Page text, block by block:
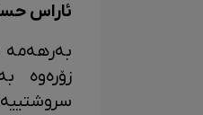
ئاراس
زۆرەوە